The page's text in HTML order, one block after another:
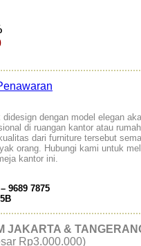
didesign dengan model elegan
di ruangan kantor atau
dari furniture tersebut
orang. Hubungi kami untuk
kantor ini.
9689 7875
JAKARTA &
Rp3.000.000)